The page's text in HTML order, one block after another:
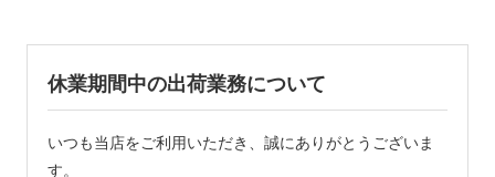
休業期間中の出荷業務について
いつも当店をご利用いただき、誠にありがとうございま
す。